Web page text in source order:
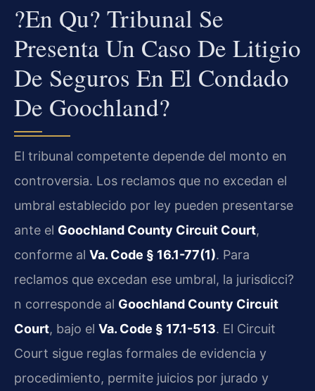
?En Qu? Tribunal Se
Presenta Un Caso De Litigio
De Seguros En El Condado
De Goochland?
El tribunal competente depende del monto en
controversia. Los reclamos que no excedan el
umbral establecido por ley pueden presentarse
ante el Goochland County Circuit Court,
conforme al Va. Code § 16.1-77(1). Para
reclamos que excedan ese umbral, la jurisdicci?
n corresponde al Goochland County Circuit
Court, bajo el Va. Code § 17.1-513. El Circuit
Court sigue reglas formales de evidencia y
procedimiento, permite juicios por jurado y